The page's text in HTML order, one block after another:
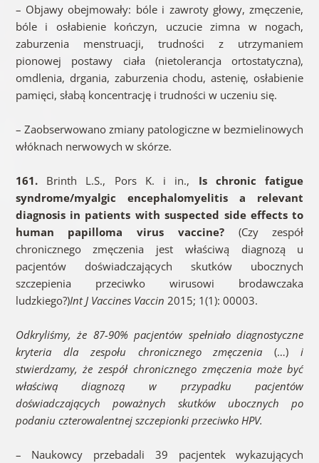
– Objawy obejmowały: bóle i zawroty głowy, zmęczenie,
bóle i osłabienie kończyn, uczucie zimna w nogach,
zaburzenia menstruacji, trudności z utrzymaniem
pionowej postawy ciała (nietolerancja ortostatyczna),
omdlenia, drgania, zaburzenia chodu, astenię, osłabienie
pamięci, słabą koncentrację i trudności w uczeniu się.
– Zaobserwowano zmiany patologiczne w bezmielinowych
włóknach nerwowych w skórze.
161. Brinth L.S., Pors K. i in., Is chronic fatigue
syndrome/myalgic encephalomyelitis a relevant
diagnosis in patients with suspected side effects to
human papilloma virus vaccine?(Czy zespół
chronicznego zmęczenia jest właściwą diagnozą u
pacjentów doświadczających skutków ubocznych
szczepienia przeciwko wirusowi brodawczaka
ludzkiego?)Int J Vaccines Vaccin 2015; 1(1): 00003.
Odkryliśmy, że 87-90% pacjentów spełniało diagnostyczne
kryteria dla zespołu chronicznego zmęczenia(…) i
stwierdzamy, że zespół chronicznego zmęczenia może być
właściwą diagnozą w przypadku pacjentów
doświadczających poważnych skutków ubocznych po
podaniu czterowalentnej szczepionki przeciwko HPV.
– Naukowcy przebadali 39 pacjentek wykazujących